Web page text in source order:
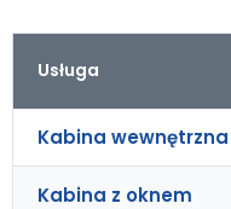
Usługa
Kabina wewnętrzna
Kabina z oknem